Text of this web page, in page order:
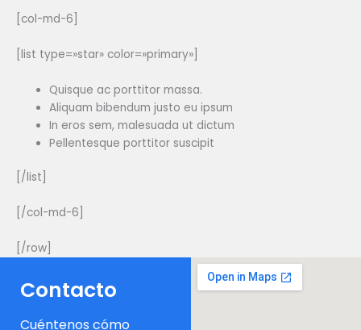
[col-md-6]
[list type=»star» color=»primary»]
Quisque ac porttitor massa.
Aliquam bibendum justo eu ipsum
In eros sem, malesuada ut dictum
Pellentesque porttitor suscipit
[/list]
[/col-md-6]
[/row]
Contacto
Cuéntenos cómo